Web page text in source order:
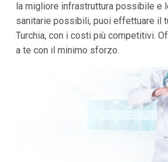
la migliore infrastruttura possibile e
sanitarie possibili, puoi effettuare il
Turchia, con i costi più competitivi.
a te con il minimo sforzo.